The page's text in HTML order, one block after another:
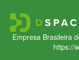
Empresa Brasileira
https://